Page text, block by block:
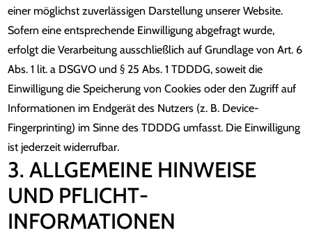
einer möglichst zuverlässigen Darstellung unserer Website.
Sofern eine entsprechende Einwilligung abgefragt wurde,
erfolgt die Verarbeitung ausschließlich auf Grundlage von Art. 6
Abs. 1 lit. a DSGVO und § 25 Abs. 1 TDDDG, soweit die
Einwilligung die Speicherung von Cookies oder den Zugriff auf
Informationen im Endgerät des Nutzers (z. B. Device-
Fingerprinting) im Sinne des TDDDG umfasst. Die Einwilligung
ist jederzeit widerrufbar.
3. ALLGEMEINE HINWEISE
UND PFLICHT­
INFORMATIONEN